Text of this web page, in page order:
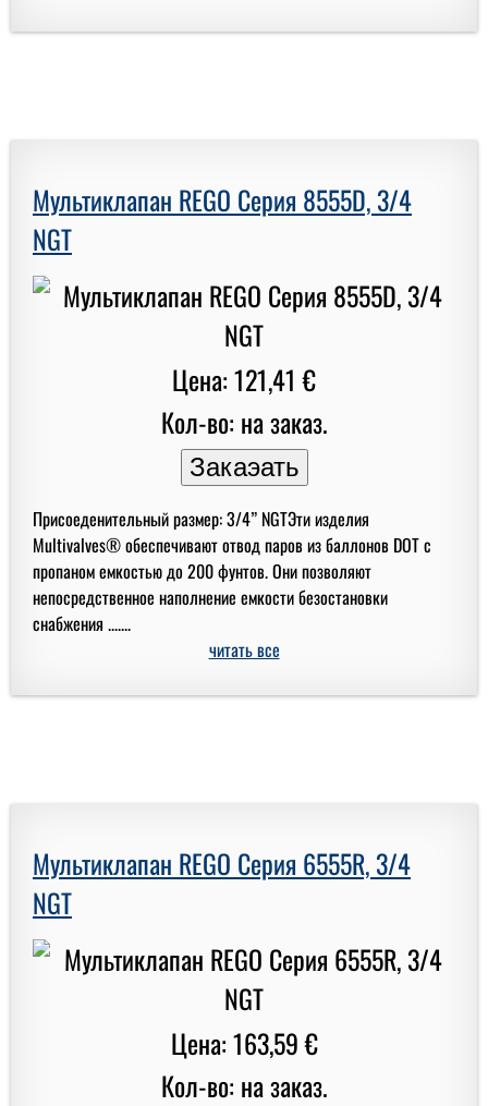
Мультиклапан REGO Серия 8555D, 3/4
NGT
Цена: 121,41 €
Кол-во: на заказ.
Присоеденительный размер: 3/4” NGTЭти изделия
Multivalves® обеспечивают отвод паров из баллонов DOT с
пропаном емкостью до 200 фунтов. Они позволяют
непосредственное наполнение емкости безостановки
снабжения .......
читать все
Мультиклапан REGO Серия 6555R, 3/4
NGT
Цена: 163,59 €
Кол-во: на заказ.